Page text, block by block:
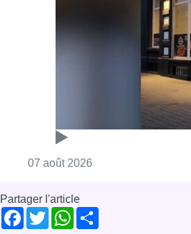
07 août 2026
Partager l'article
Facebook
TwitterWhatsApp